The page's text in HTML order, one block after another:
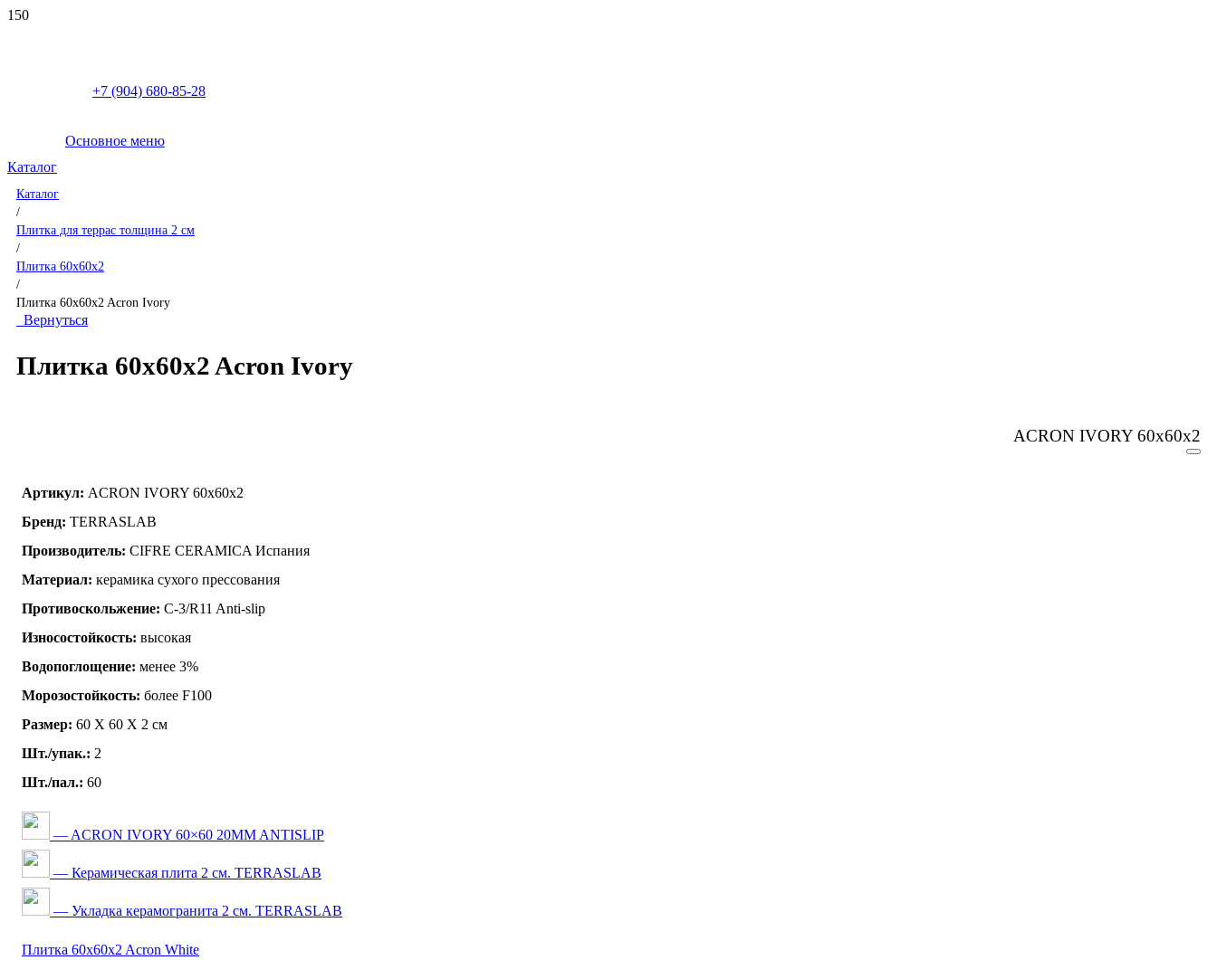
+7 (904) 680-85-28
Основное меню
Каталог
Каталог
/
Плитка для террас толщина 2 см
/
Плитка 60x60x2
/
Плитка 60x60x2 Acron Ivory
Вернуться
Плитка 60x60x2 Acron Ivory
ACRON IVORY 60x60x2
Артикул: ACRON IVORY 60x60x2
Бренд: TERRASLAB
Производитель: CIFRE CERAMICA Испания
Материал: керамика сухого прессования
Противоскольжение: C-3/R11 Anti-slip
Износостойкость: высокая
Водопоглощение: менее 3%
Морозостойкость: более F100
Размер: 60 Х 60 Х 2 см
Шт./упак.: 2
Шт./пал.: 60
— ACRON IVORY 60×60 20MM ANTISLIP
— Керамическая плита 2 см. TERRASLAB
— Укладка керамогранита 2 см. TERRASLAB
Плитка 60x60x2 Acron White